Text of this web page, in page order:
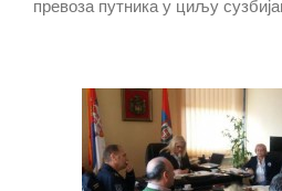
превоза путника у циљу